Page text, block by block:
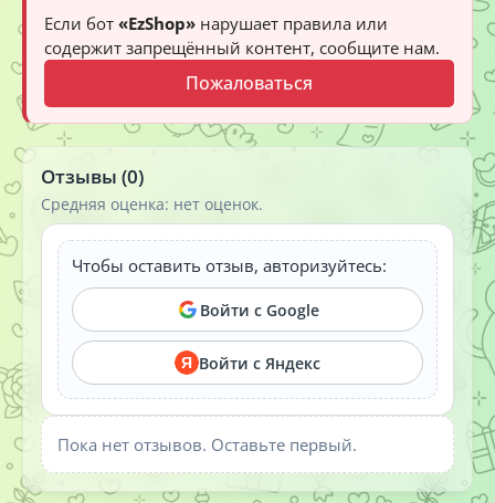
Если бот «EzShop» нарушает правила или
содержит запрещённый контент, сообщите нам.
Пожаловаться
Отзывы (0)
Средняя оценка: нет оценок.
Чтобы оставить отзыв, авторизуйтесь:
Войти с Google
Я Войти с Яндекс
Пока нет отзывов. Оставьте первый.